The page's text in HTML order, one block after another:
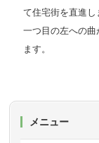
て住宅街を直進し
一つ目の左への曲
ます。
メニュー